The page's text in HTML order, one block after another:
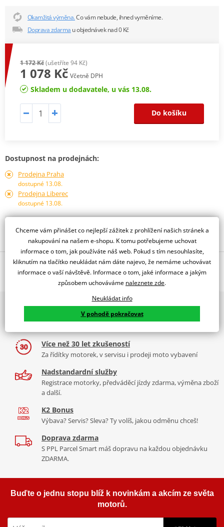
Okamžitá výměna.Co vám nebude, ihned vyměníme.
Doprava zdarma u objednávek nad 0 Kč
1 172 Kč(ušetříte 94 Kč)
1 078 Kč Včetně DPH
Skladem u dodavatele, u vás 13.08.
Do košíku
Dostupnost na prodejnách:
Prodejna Praha
dostupné 13.08.
Prodejna Liberec
dostupné 13.08.
Obraťte se na specialistu
Popis a parametry
Jsme autorizovaný
dealer značky SHAD
Montážní sada pro opěrku SHAD DORP. Opěrka není součástí.NENÍ
KOMPATIBILNÍ S AK550 PREMIUM
Vysoce kvalitní opěrka
spolujezdce a zpříjemňuje cestu. Společnost SHAD nabízí širokou
škálu modelů s čalouněnou úpravou. Každý model je
přizpůsobený danému modelů motorky.
Není kompatibilní s AK550 Premium.
PDF Mounting sheet - montážní list
2x multibrand showroom
9 značek motocyklů, servis, oblečení, doplňky i náhradní
Více než 30 let zkušeností
Za řídítky motorek, v servisu i prodeji moto vybavení
Nadstandardní služby
Registrace motorky, předváděcí jízdy zdarma, výměna zboží
a další.
K2 Bonus
Výbava? Servis? Sleva? Ty volíš, jakou odměnu chceš!
Doprava zdarma
S PPL Parcel Smart máš dopravu na každou objednávku
ZDARMA.
Buďte o jednu stopu blíž k novinkám a akcím ze světa
motorů.
Chceme vám přinášet co nejlepší zážitek z prohlížení našich stránek a
nakupování na našem e-shopu. K tomu potřebujeme uchovat
informace o tom, jak používáte náš web. Pokud s tím nesouhlasíte,
kliknutím na tlačítko neukládat nám dáte najevo, že nemáme uchovávat
informace o vaší návštěvě. Informace o tom, jaké informace a jakým
způsobem uchováváme naleznete zde.
Neukládat info
V pohodě pokračovat